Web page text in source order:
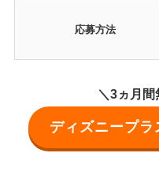
応募方法
＼3ヵ月間
ディズニープラ